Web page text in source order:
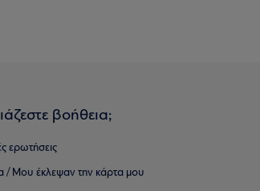
βοήθεια;
ερωτήσεις
/ Μου έκλεψαν την κάρτα μου